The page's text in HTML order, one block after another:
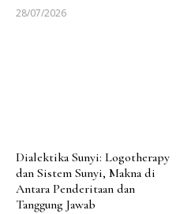
28/07/2026
Dialektika Sunyi: Logotherapy
dan Sistem Sunyi, Makna di
Antara Penderitaan dan
Tanggung Jawab